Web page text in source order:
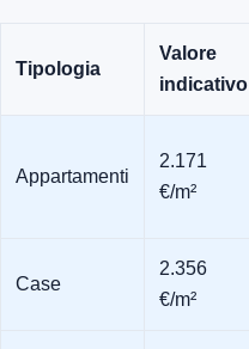
Tipologia
Valore
indicativo
Appartamenti
2.171
€/m²
Case
2.356
€/m²